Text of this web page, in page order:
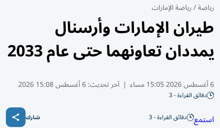
رياضة/رياضة الإمارات
طيران الإمارات وأرسنال
يمددان تعاونهما حتى عام 2033
6 أغسطس 2026 15:05 مساء | آخر تحديث:6 أغسطس 15:08 2026
دقائق القراءة - 3
استمع دقائق القراءة - 3 شارك